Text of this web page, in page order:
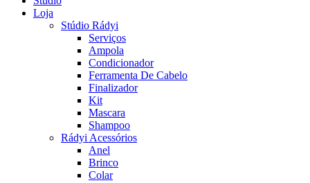
Loja
Stúdio Rádyi
Serviços
Ampola
Condicionador
Ferramenta De Cabelo
Finalizador
Kit
Mascara
Shampoo
Rádyi Acessórios
Anel
Brinco
Colar